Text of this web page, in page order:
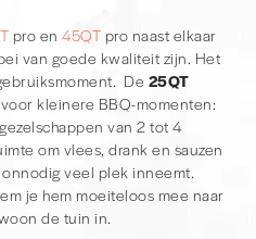
pro en45QT pro naast elkaar
van goede kwaliteit zijn. Het
De 25QT
kleinere BBQ-momenten:
van 2 tot 4
om vlees, drank en sauzen
veel plek inneemt.
je hem moeiteloos mee naar
de tuin in.